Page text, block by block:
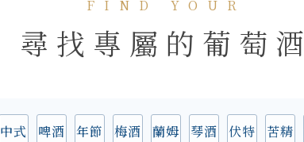
FIND YOUR
尋找專屬的葡萄酒
中式
啤酒
年節
梅酒
蘭姆
琴酒
伏特
苦精